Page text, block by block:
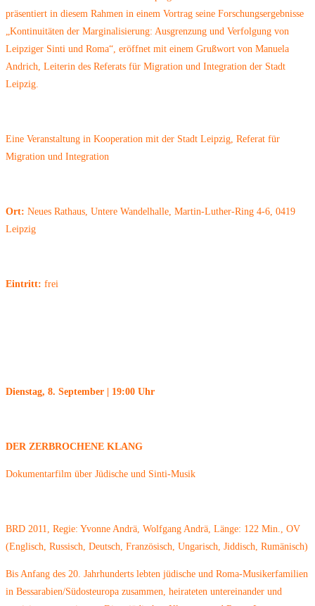
präsentiert in diesem Rahmen in einem Vortrag seine Forschungsergebnisse
„Kontinuitäten der Marginalisierung: Ausgrenzung und Verfolgung von
Leipziger Sinti und Roma“, eröffnet mit einem Grußwort von Manuela
Andrich, Leiterin des Referats für Migration und Integration der Stadt
Leipzig.
Eine Veranstaltung in Kooperation mit der Stadt Leipzig, Referat für
Migration und Integration
Ort: Neues Rathaus, Untere Wandelhalle, Martin-Luther-Ring 4-6, 0419
Leipzig
Eintritt: frei
Dienstag, 8. September | 19:00 Uhr
DER ZERBROCHENE KLANG
Dokumentarfilm über Jüdische und Sinti-Musik
BRD 2011, Regie: Yvonne Andrä, Wolfgang Andrä, Länge: 122 Min., OV
(Englisch, Russisch, Deutsch, Französisch, Ungarisch, Jiddisch, Rumänisch)
Bis Anfang des 20. Jahrhunderts lebten jüdische und Roma-Musikerfamilien
in Bessarabien/Südosteuropa zusammen, heirateten untereinander und